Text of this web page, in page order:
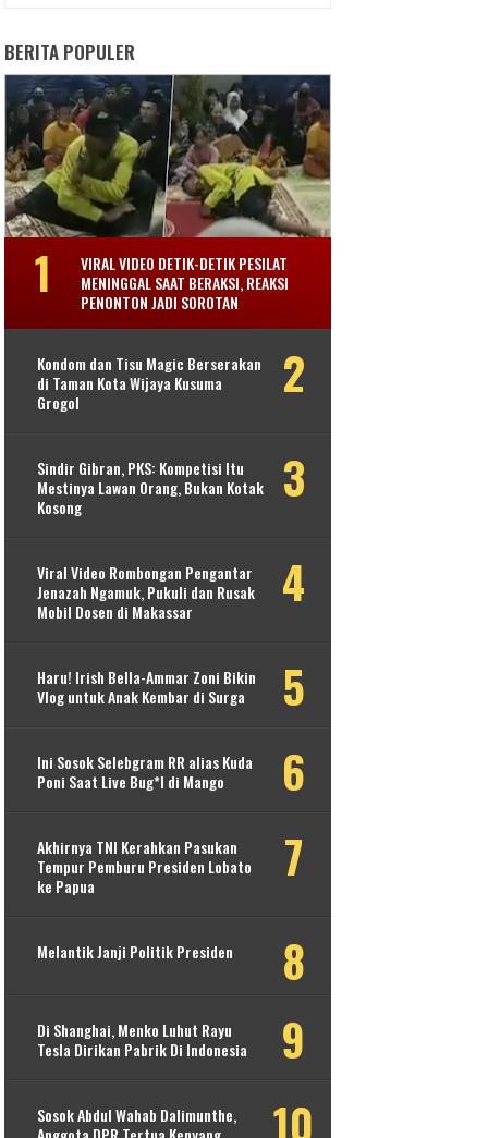
BERITA POPULER
VIRAL VIDEO DETIK-DETIK PESILAT
MENINGGAL SAAT BERAKSI, REAKSI
PENONTON JADI SOROTAN
Kondom dan Tisu Magic Berserakan
di Taman Kota Wijaya Kusuma
Grogol
Sindir Gibran, PKS: Kompetisi Itu
Mestinya Lawan Orang, Bukan Kotak
Kosong
Viral Video Rombongan Pengantar
Jenazah Ngamuk, Pukuli dan Rusak
Mobil Dosen di Makassar
Haru! Irish Bella-Ammar Zoni Bikin
Vlog untuk Anak Kembar di Surga
Ini Sosok Selebgram RR alias Kuda
Poni Saat Live Bug*l di Mango
Akhirnya TNI Kerahkan Pasukan
Tempur Pemburu Presiden Lobato
ke Papua
Melantik Janji Politik Presiden
Di Shanghai, Menko Luhut Rayu
Tesla Dirikan Pabrik Di Indonesia
Sosok Abdul Wahab Dalimunthe,